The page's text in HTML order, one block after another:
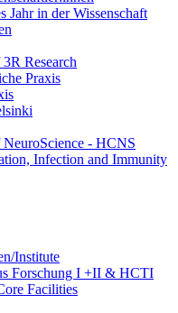
Jahr in der Wissenschaft
Research
Praxis
- HCNS
Infection and Immunity
Institute
Forschung I +II & HCTI
Facilities